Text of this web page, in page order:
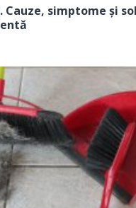
Cauze, simptome și